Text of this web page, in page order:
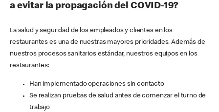
a evitar la propagación del COVID-19?
La salud y seguridad de los empleados y clientes en los
restaurantes es una de nuestras mayores prioridades. Además de
nuestros procesos sanitarios estándar, nuestros equipos en los
restaurantes:
Han implementado operaciones sin contacto
Se realizan pruebas de salud antes de comenzar el turno de
trabajo